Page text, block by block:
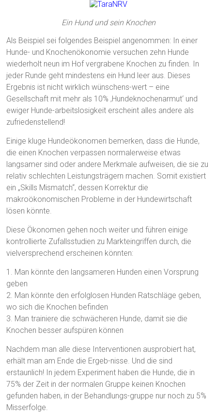
Ein Hund und sein Knochen
Als Beispiel sei folgendes Beispiel angenommen: In einer
Hunde- und Knochenökonomie versuchen zehn Hunde
wiederholt neun im Hof ​​vergrabene Knochen zu finden. In
jeder Runde geht mindestens ein Hund leer aus. Dieses
Ergebnis ist nicht wirklich wünschens-wert – eine
Gesellschaft mit mehr als 10% ‚Hundeknochenarmut‘ und
ewiger Hunde-arbeitslosigkeit erscheint alles andere als
zufriedenstellend!
Einige kluge Hundeökonomen bemerken, dass die Hunde,
die einen Knochen verpassen normalerweise etwas
langsamer sind oder andere Merkmale aufweisen, die sie zu
relativ schlechten Leistungsträgern machen. Somit existiert
ein „Skills Mismatch“, dessen Korrektur die
makroökonomischen Probleme in der Hundewirtschaft
lösen könnte.
Diese Ökonomen gehen noch weiter und führen einige
kontrollierte Zufallsstudien zu Markteingriffen durch, die
vielversprechend erscheinen könnten:
1. Man könnte den langsameren Hunden einen Vorsprung
geben
2. Man könnte den erfolglosen Hunden Ratschläge geben,
wo sich die Knochen befinden
3. Man trainiere die schwächeren Hunde, damit sie die
Knochen besser aufspüren können
Nachdem man alle diese Interventionen ausprobiert hat,
erhält man am Ende die Ergeb-nisse. Und die sind
erstaunlich! In jedem Experiment haben die Hunde, die in
75% der Zeit in der normalen Gruppe keinen Knochen
gefunden haben, in der Behandlungs-gruppe nur noch zu 5%
Misserfolge.